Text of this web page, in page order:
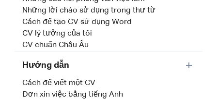
Những lời chào sử dụng trong thư từ
Cách để tạo CV sử dụng Word
CV lý tưởng của tôi
CV chuẩn Châu Âu
Hướng dẫn
Cách để viết một CV
Đơn xin việc bằng tiếng Anh